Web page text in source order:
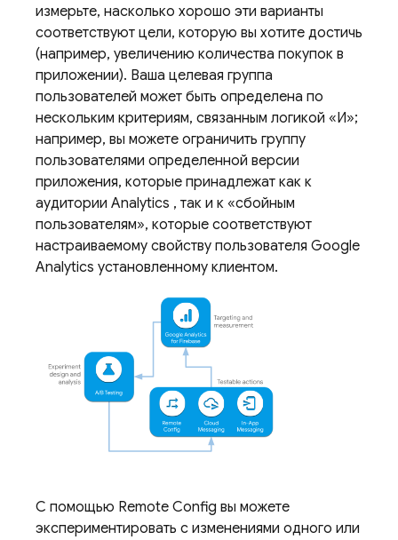
измерьте, насколько хорошо эти варианты
соответствуют цели, которую вы хотите достичь
(например, увеличению количества покупок в
приложении). Ваша целевая группа
пользователей может быть определена по
нескольким критериям, связанным логикой «И»;
например, вы можете ограничить группу
пользователями определенной версии
приложения, которые принадлежат как к
аудитории Analytics , так и к «сбойным
пользователям», которые соответствуют
настраиваемому свойству пользователя Google
Analytics установленному клиентом.
С помощью Remote Config вы можете
экспериментировать с изменениями одного или